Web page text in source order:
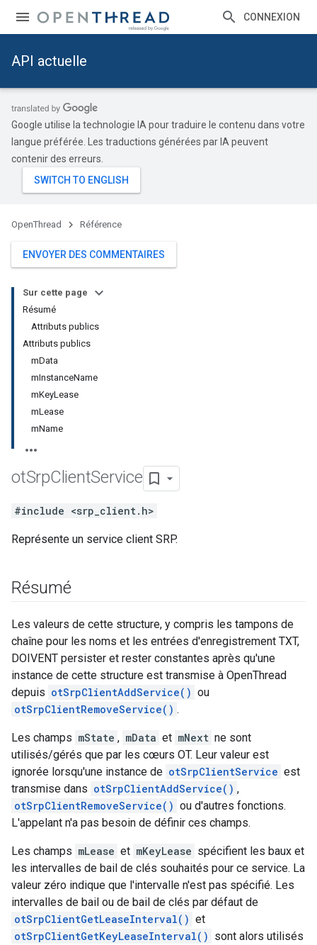
CONNEXION
API actuelle
Google utilise la technologie IA pour traduire le contenu dans votre
langue préférée. Les traductions générées par IA peuvent
contenir des erreurs.
OpenThread Référence
ENVOYER DES COMMENTAIRES
Sur cette page
Résumé
Attributs publics
Attributs publics
mData
mInstanceName
mKeyLease
mLease
mName
otSrpClientService
#include <srp_client.h>
Représente un service client SRP.
Résumé
Les valeurs de cette structure, y compris les tampons de
chaîne pour les noms et les entrées d'enregistrement TXT,
DOIVENT persister et rester constantes après qu'une
instance de cette structure est transmise à OpenThread
depuis otSrpClientAddService() ou
otSrpClientRemoveService() .
Les champs mState , mData et mNext ne sont
utilisés/gérés que par les cœurs OT. Leur valeur est
ignorée lorsqu'une instance de otSrpClientService est
transmise dans otSrpClientAddService() ,
otSrpClientRemoveService() ou d'autres fonctions.
L'appelant n'a pas besoin de définir ces champs.
Les champs mLease et mKeyLease spécifient les baux et
les intervalles de bail de clés souhaités pour ce service. La
valeur zéro indique que l'intervalle n'est pas spécifié. Les
intervalles de bail ou de bail de clés par défaut de
otSrpClientGetLeaseInterval() et
otSrpClientGetKeyLeaseInterval() sont alors utilisés